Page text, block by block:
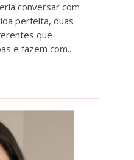
conversar com
perfeita, duas
que
e fazem com...